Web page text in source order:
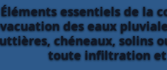
Éléments essentiels de la
des eaux
chéneaux, solins
toute infiltration